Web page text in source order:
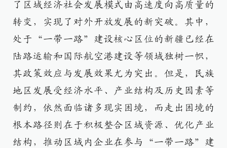
了区域经济社会发展模式由高速度向高质量的
转变，实现了对外开放发展的新突破。其中，
处于“一带一路”建设核心区位的新疆已经在
陆路运输和国际航空港建设等领域独树一帜，
其政策效应与发展效果尤为突出。但是，民族
地区发展受经济水平、产业结构及历史因素等
制约，依然面临诸多现实困境，而走出困境的
根本路径则在于积极整合区域资源、优化产业
结构，推动区域内企业在参与“一带一路”建